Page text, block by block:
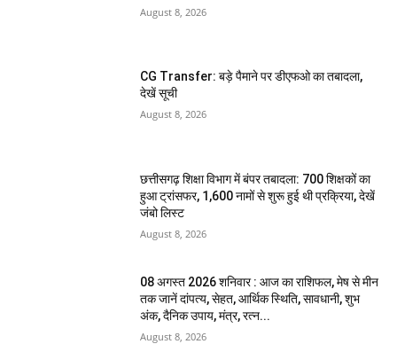
August 8, 2026
CG Transfer: बड़े पैमाने पर डीएफओ का तबादला,
देखें सूची
August 8, 2026
छत्तीसगढ़ शिक्षा विभाग में बंपर तबादला: 700 शिक्षकों का
हुआ ट्रांसफर, 1,600 नामों से शुरू हुई थी प्रक्रिया, देखें
जंबो लिस्ट
August 8, 2026
08 अगस्त 2026 शनिवार : आज का राशिफल, मेष से मीन
तक जानें दांपत्य, सेहत, आर्थिक स्थिति, सावधानी, शुभ
अंक, दैनिक उपाय, मंत्र, रत्न...
August 8, 2026